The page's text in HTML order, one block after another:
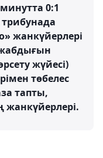
0:1
жанкүйерлері
жүйесі)
төбелес
тапты,
жанкүйерлері.